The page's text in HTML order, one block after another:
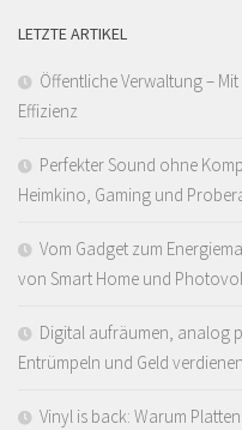
LETZTE ARTIKEL
Öffentliche Verwaltung –
Effizienz
Perfekter Sound ohne
Heimkino, Gaming und
Vom Gadget zum
von Smart Home und
Digital aufräumen, analog
Entrümpeln und Geld verdienen
Vinyl is back: Warum